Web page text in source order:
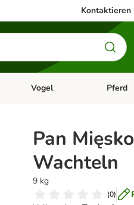
Kontaktieren
Zubehör
öffnen: Kleintier
Kategorie-Menü öffnen: Fisch
Vogel Pferd
Pan
Wachteln
9 kg
(0)